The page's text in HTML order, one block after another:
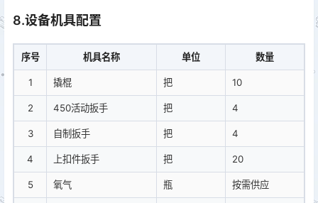
8.设备机具配置
序号 机具名称 单位 数量
1 撬棍 把 10
2 450活动扳手 把 4
3 自制扳手 把 4
4 上扣件扳手 把 20
5 氧气 瓶 按需供应